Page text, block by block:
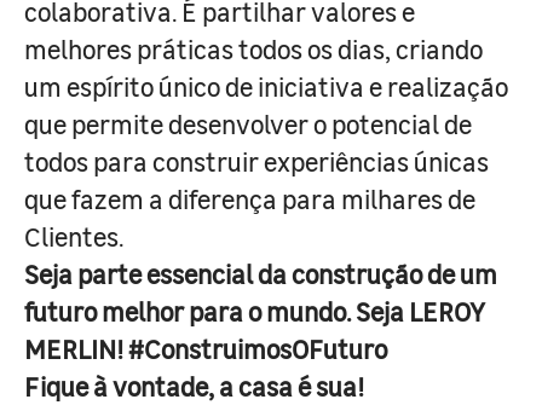
colaborativa. É partilhar valores e
melhores práticas todos os dias, criando
um espírito único de iniciativa e realização
que permite desenvolver o potencial de
todos para construir experiências únicas
que fazem a diferença para milhares de
Clientes.
Seja parte essencial da construção de um
futuro melhor para o mundo. Seja LEROY
MERLIN! #ConstruimosOFuturo
Fique à vontade, a casa é sua!